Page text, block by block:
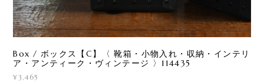
Box / ボックス【C】〈 靴箱・小物入れ・収納・インテリ
ア・アンティーク・ヴィンテージ 〉114435
¥3,465